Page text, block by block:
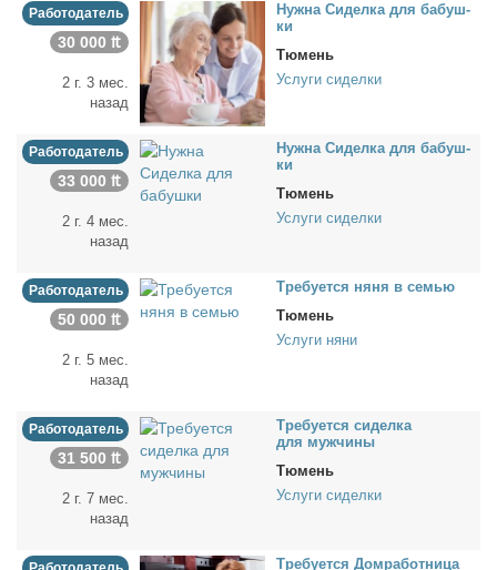
Работодатель
30 000 ₶
2 г. 3 мес.
назад
Нуж­на Си­дел­ка для ба­буш­
ки
Тюмень
Услуги сиделки
Работодатель
33 000 ₶
2 г. 4 мес.
назад
Нуж­на Си­дел­ка для ба­буш­
ки
Тюмень
Услуги сиделки
Работодатель
50 000 ₶
2 г. 5 мес.
назад
Тре­бу­ет­ся ня­ня в се­мью
Тюмень
Услуги няни
Работодатель
31 500 ₶
2 г. 7 мес.
назад
Тре­бу­ет­ся си­дел­ка
для муж­чи­ны
Тюмень
Услуги сиделки
Тре­бу­ет­ся Дом­ра­бот­ни­ца